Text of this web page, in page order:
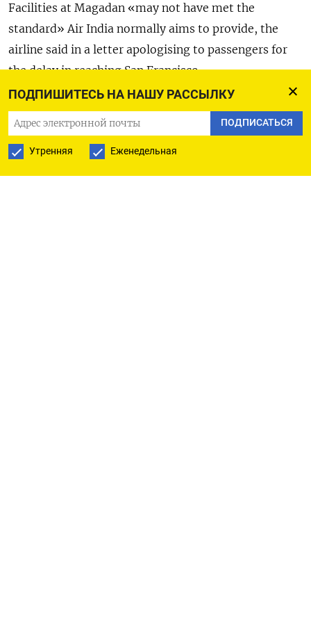
ПОДПИШИТЕСЬ НА НАШУ РАССЫЛКУ
ПОДПИСАТЬСЯ
Утренняя Еженедельная
Facilities at Magadan «may not have met the
standard» Air India normally aims to provide, the
airline said in a letter apologising to passengers for
the delay in reaching San Francisco.
Angry passengers had complained on Wednesday
about inadequate food at their accommodation,
which they said looked like a school.